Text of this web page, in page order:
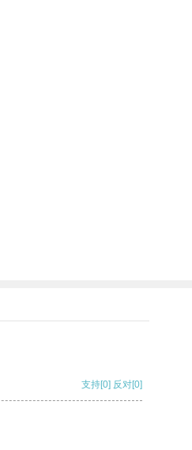
支持[0] 反对[0]